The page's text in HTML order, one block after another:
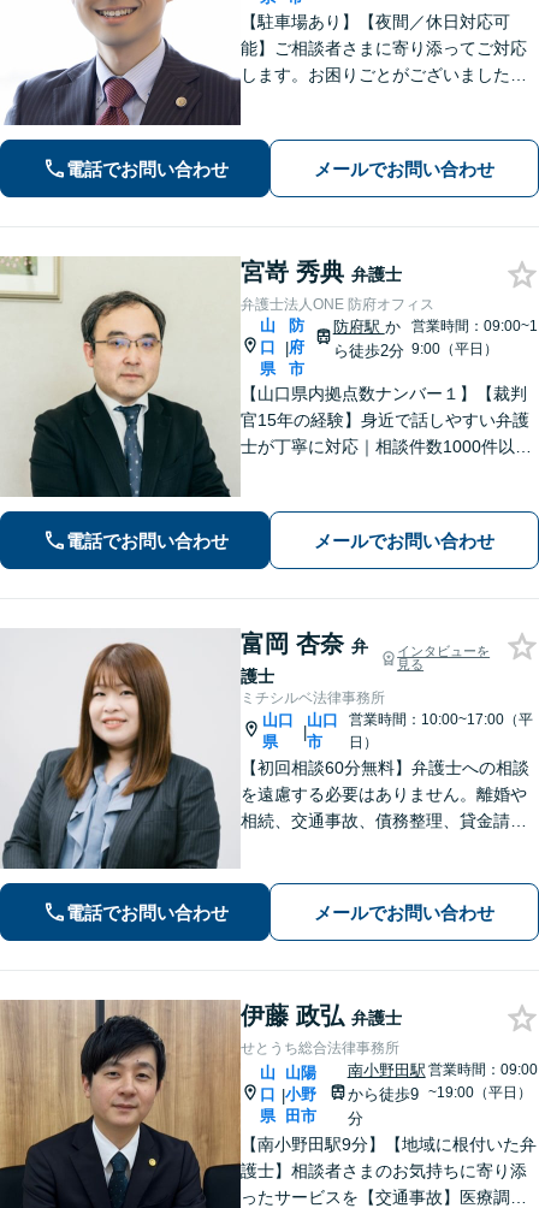
【駐車場あり】【夜間／休日対応可
能】ご相談者さまに寄り添ってご対応
します。お困りごとがございましたら
電話でお問い合わせ メールでお問い合わせ
宮嵜 秀典 弁護士
弁護士法人ONE 防府オフィス
山
口
県
|
防
府
市
防府駅 か
ら徒歩2分
営業時間：09:00~1
9:00（平日）
【山口県内拠点数ナンバー１】【裁判
官15年の経験】身近で話しやすい弁護
士が丁寧に対応｜相談件数1000件以上
心してお任せください。【夜間対応】
電話でお問い合わせ メールでお問い合わせ
富岡 杏奈 弁
護士
インタビューを
見る
ミチシルベ法律事務所
山口
県
|
山口
市
営業時間：10:00~17:00（平
日）
【初回相談60分無料】弁護士への相談
を遠慮する必要はありません。離婚や
相続、交通事故、債務整理、貸金請求
使わず分かりやすい言葉で説明するこ
とを心がけています。お気軽にご相談
電話でお問い合わせ メールでお問い合わせ
伊藤 政弘 弁護士
せとうち総合法律事務所
山
口
県
|
山陽
小野
田市
南小野田駅
から徒歩9
分
営業時間：09:00
~19:00（平日）
【南小野田駅9分】【地域に根付いた弁
護士】相談者さまのお気持ちに寄り添
ったサービスを【交通事故】医療調査